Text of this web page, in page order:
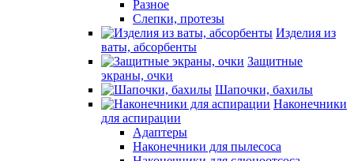
Разное
Слепки, протезы
Изделия из
ваты, абсорбенты
Защитные
экраны, очки
Шапочки, бахилы
Наконечники
для аспирации
Адаптеры
Наконечники для пылесоса